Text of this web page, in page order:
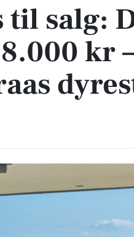
til salg:
kr